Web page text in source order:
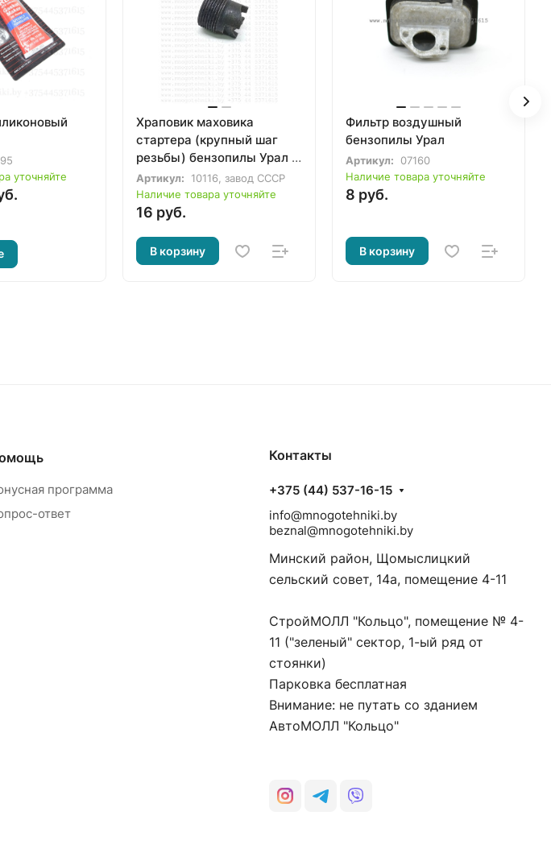
уточняйте
Храповик маховика
стартера (крупный шаг
резьбы) бензопилы Урал с
электрон. зажиганием
Артикул:
10116, завод СССР
Наличие товара уточняйте
16 руб.
В корзину
Фильтр воздушный
бензопилы Урал
Артикул:
07160
Наличие товара уточняйте
8 руб.
В корзину
программа
ответ
Контакты
+375 (44) 537-16-15
info@mnogotehniki.by
beznal@mnogotehniki.by
Минский район, Щомыслицкий
сельский совет, 14а, помещение 4-11
СтройМОЛЛ "Кольцо", помещение № 4-
11 ("зеленый" сектор, 1-ый ряд от
стоянки)
Парковка бесплатная
Внимание: не путать со зданием
АвтоМОЛЛ "Кольцо"